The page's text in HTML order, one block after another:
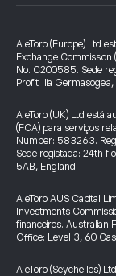
A eToro (Europe) Ltd
Exchange
No. C200585. Sede
Profiti Ilia
A eToro (UK) Ltd está
(FCA) para serviços
Number: 583263.
Sede registada: 24th
5AB, England.
A eToro AUS Capital
Investments
financeiros. Australian
Office: Level 3, 60
A eToro (Seychelles)